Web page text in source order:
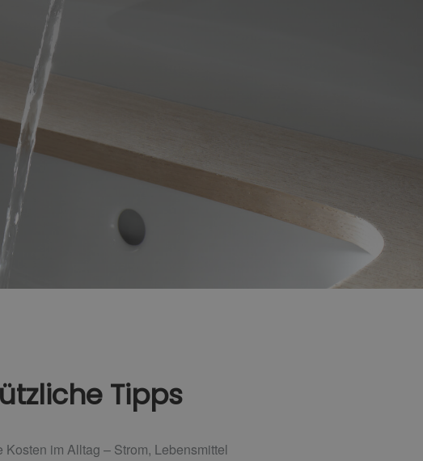
Tipps
im Alltag – Strom, Lebensmittel